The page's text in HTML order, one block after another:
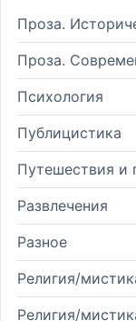
Проза.
Проза.
Психология
Публицистика
Путешествия и
Развлечения
Разное
Религия/
Религия/